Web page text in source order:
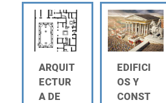
ARQUIT
ECTUR
A DE
EDIFICI
OS Y
CONST